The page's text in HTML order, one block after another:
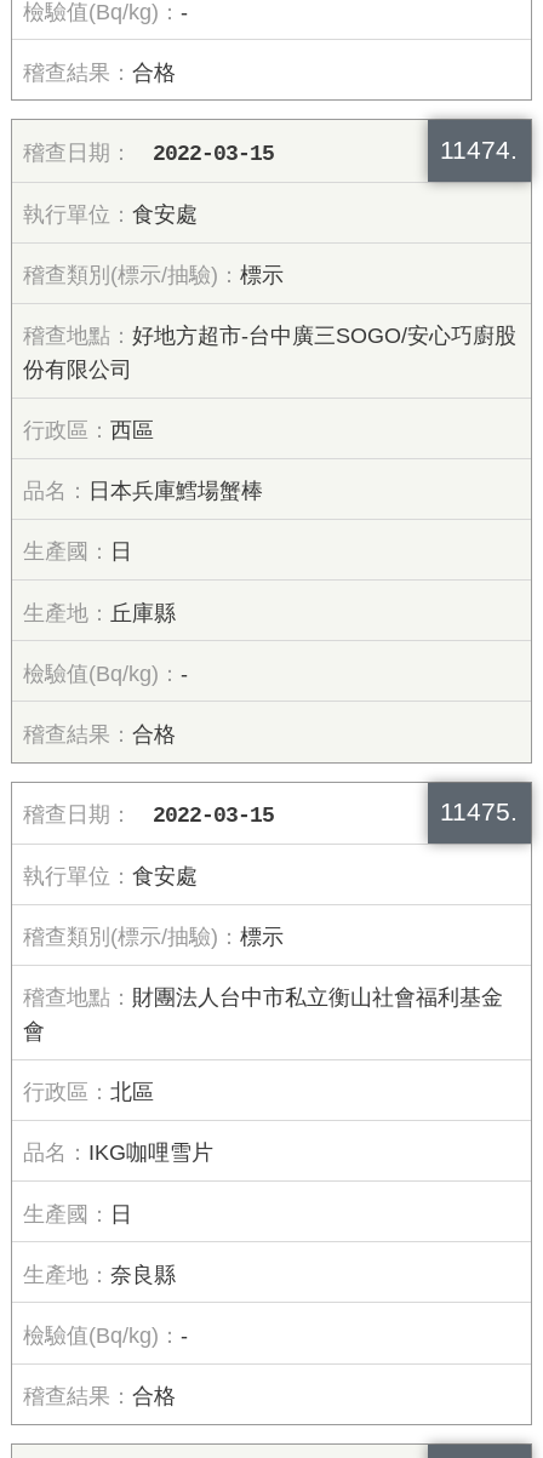
-
合格
11474.
2022-03-15
食安處
標示
好地方超市-台中廣三SOGO/安心巧廚股
份有限公司
西區
日本兵庫鱈場蟹棒
日
丘庫縣
-
合格
11475.
2022-03-15
食安處
標示
財團法人台中市私立衡山社會福利基金
會
北區
IKG咖哩雪片
日
奈良縣
-
合格